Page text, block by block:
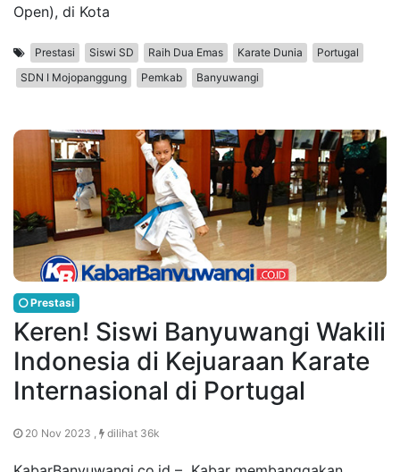
Open), di Kota
Prestasi Siswi SD Raih Dua Emas Karate Dunia
Portugal
SDN I Mojopanggung
Pemkab Banyuwangi
Prestasi
Keren! Siswi Banyuwangi Wakili
Indonesia di Kejuaraan Karate
Internasional di Portugal
20 Nov 2023 , dilihat 36k